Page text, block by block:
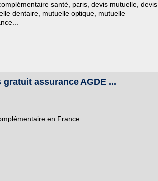
santé, paris, devis mutuelle, devis
dentaire, mutuelle optique, mutuelle
assurance AGDE ...
en France